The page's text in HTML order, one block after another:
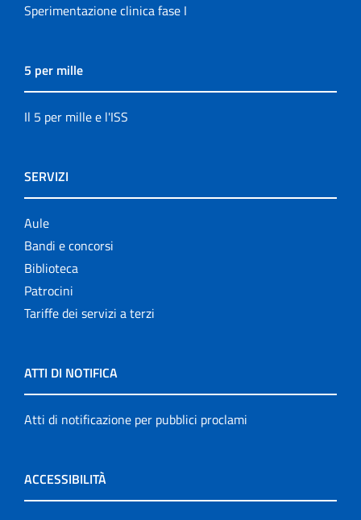
Sperimentazione clinica fase I
5 per mille
Il 5 per mille e l'ISS
SERVIZI
Aule
Bandi e concorsi
Biblioteca
Patrocini
Tariffe dei servizi a terzi
ATTI DI NOTIFICA
Atti di notificazione per pubblici proclami
ACCESSIBILITÀ